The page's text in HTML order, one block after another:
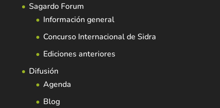
Sagardo Forum
Información general
Concurso Internacional de Sidra
Ediciones anteriores
Difusión
Agenda
Blog